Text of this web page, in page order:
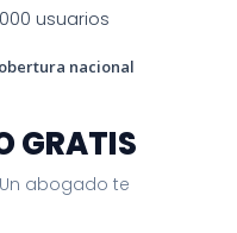
usuarios
nacional
GRATIS
abogado te